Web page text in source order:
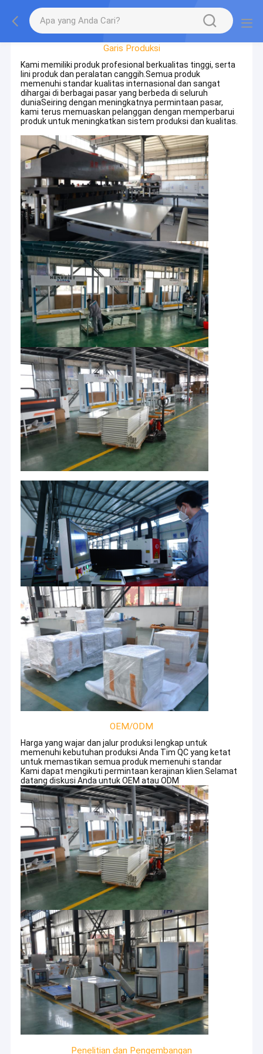
Tur Pabrik
Garis Produksi
Kami memiliki produk profesional berkualitas tinggi, serta
lini produk dan peralatan canggih.Semua produk
memenuhi standar kualitas internasional dan sangat
dihargai di berbagai pasar yang berbeda di seluruh
duniaSeiring dengan meningkatnya permintaan pasar,
kami terus memuaskan pelanggan dengan memperbarui
produk untuk meningkatkan sistem produksi dan kualitas.
OEM/ODM
Harga yang wajar dan jalur produksi lengkap untuk
memenuhi kebutuhan produksi Anda Tim QC yang ketat
untuk memastikan semua produk memenuhi standar
Kami dapat mengikuti permintaan kerajinan klien.Selamat
datang diskusi Anda untuk OEM atau ODM
Penelitian dan Pengembangan